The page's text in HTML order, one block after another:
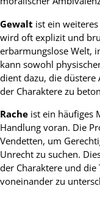
Gewalt ist ein
wird oft explizit und
erbarmungslose Welt,
kann sowohl
dient dazu, die
der Charaktere zu
Rache ist ein häufiges
Handlung voran. Die
Vendetten, um
Unrecht zu suchen.
der Charaktere und die
voneinander zu